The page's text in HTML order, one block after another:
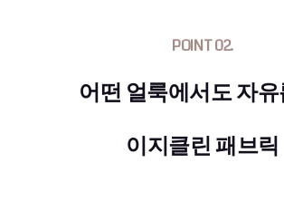
POINT 02.
어떤 얼룩에서도 자
이지클린 패브릭